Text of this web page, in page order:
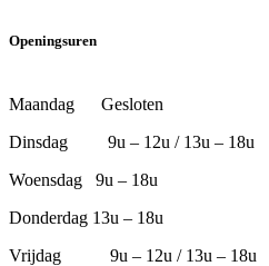
Openingsuren
Maandag Gesloten
Dinsdag 9u – 12u / 13u – 18u
Woensdag 9u – 18u
Donderdag 13u – 18u
Vrijdag 9u – 12u / 13u – 18u